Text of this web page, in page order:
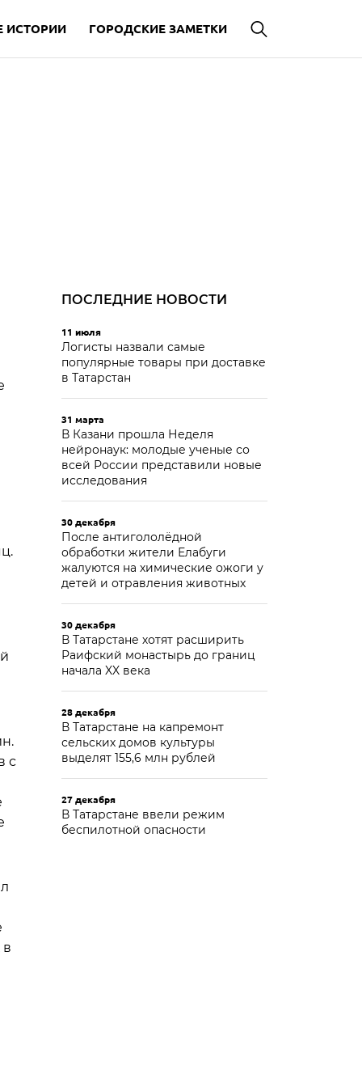
ИСТОРИИ ГОРОДСКИЕ ЗАМЕТКИ
с
ПОСЛЕДНИЕ НОВОСТИ
11 июля
Логисты назвали самые
популярные товары при доставке
в Татарстан
31 марта
В Казани прошла Неделя
нейронаук: молодые ученые со
всей России представили новые
исследования
30 декабря
После антигололёдной
обработки жители Елабуги
жалуются на химические ожоги у
детей и отравления животных
30 декабря
В Татарстане хотят расширить
Раифский монастырь до границ
начала XX века
28 декабря
В Татарстане на капремонт
сельских домов культуры
выделят 155,6 млн рублей
27 декабря
В Татарстане ввели режим
беспилотной опасности